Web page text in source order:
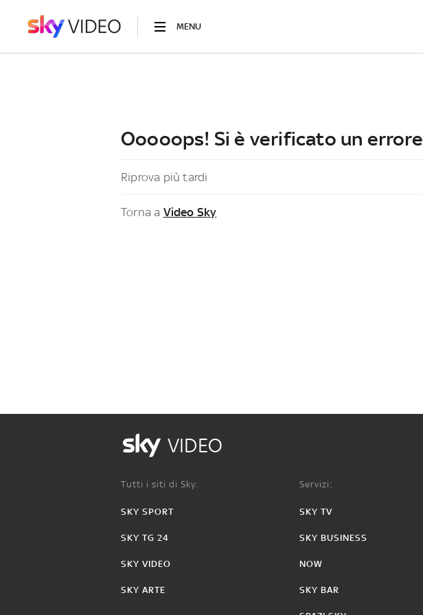
MENU
Ooooops! Si è verificato un errore
Riprova più tardi
Torna a Video Sky
VIDEO
Tutti i siti di Sky:
SKY SPORT
SKY TG 24
SKY VIDEO
SKY ARTE
Servizi:
SKY TV
SKY BUSINESS
NOW
SKY BAR